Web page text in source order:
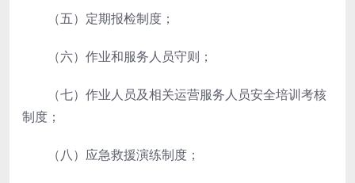
（五）定期报检制度；
（六）作业和服务人员守则；
（七）作业人员及相关运营服务人员安全培训考核
制度；
（八）应急救援演练制度；